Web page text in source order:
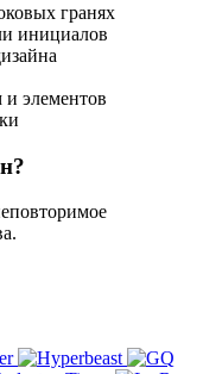
гранях
инициалов
элементов